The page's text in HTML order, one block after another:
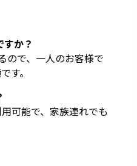
か？
ので、一人のお客様で
す。
可能で、家族連れでも